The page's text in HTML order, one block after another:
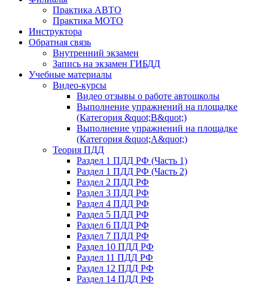
Практика АВТО
Практика МОТО
Инструктора
Обратная связь
Внутренний экзамен
Запись на экзамен ГИБДД
Учебные материалы
Видео-курсы
Видео отзывы о работе автошколы
Выполнение упражнений на площадке
(Категория &quot;В&quot;)
Выполнение упражнений на площадке
(Категория &quot;А&quot;)
Теория ПДД
Раздел 1 ПДД РФ (Часть 1)
Раздел 1 ПДД РФ (Часть 2)
Раздел 2 ПДД РФ
Раздел 3 ПДД РФ
Раздел 4 ПДД РФ
Раздел 5 ПДД РФ
Раздел 6 ПДД РФ
Раздел 7 ПДД РФ
Раздел 10 ПДД РФ
Раздел 11 ПДД РФ
Раздел 12 ПДД РФ
Раздел 14 ПДД РФ